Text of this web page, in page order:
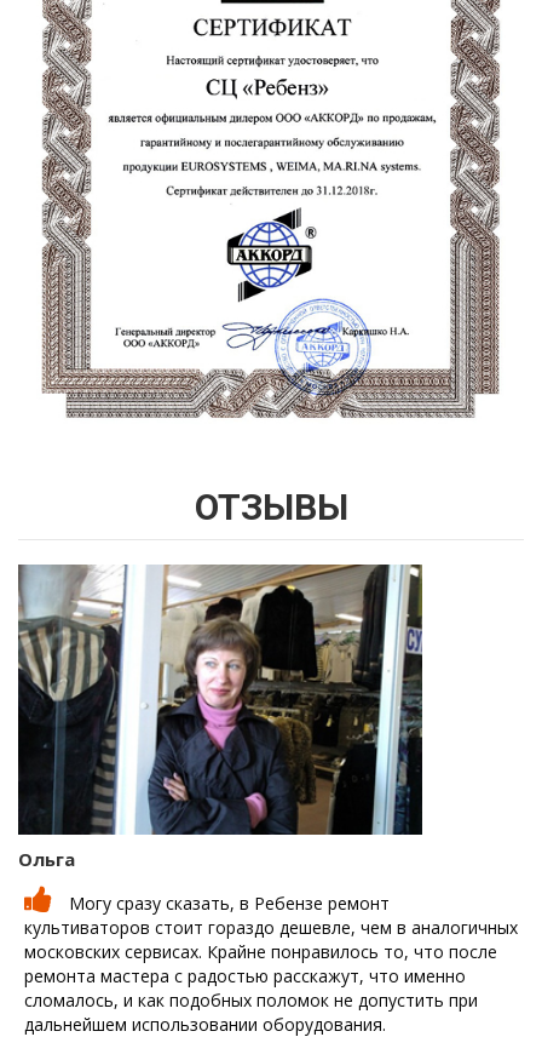
ОТЗЫВЫ
Ольга
Могу сразу сказать, в Ребензе ремонт
культиваторов стоит гораздо дешевле, чем в аналогичных
московских сервисах. Крайне понравилось то, что после
ремонта мастера с радостью расскажут, что именно
сломалось, и как подобных поломок не допустить при
дальнейшем использовании оборудования.